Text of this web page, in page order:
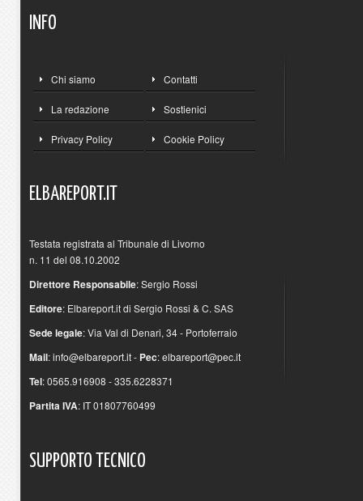
INFO
Chi siamo Contatti
La redazione Sostienici
Privacy Policy Cookie Policy
ELBAREPORT.IT
Testata registrata al Tribunale di Livorno
n. 11 del 08.10.2002
Direttore Responsabile: Sergio Rossi
Editore: Elbareport.it di Sergio Rossi & C. SAS
Sede legale: Via Val di Denari, 34 - Portoferraio
Mail:info@elbareport.it- Pec:elbareport@pec.it
Tel: 0565.916908 - 335.6228371
Partita IVA: IT 01807760499
SUPPORTO TECNICO